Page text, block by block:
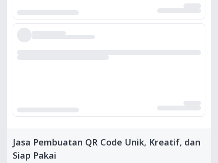
Jasa Pembuatan QR Code Unik, Kreatif, dan
Siap Pakai